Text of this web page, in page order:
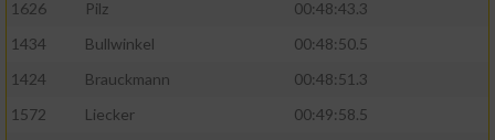
1626
Pilz
00:48:43.3
1434
Bullwinkel
00:48:50.5
1424
Brauckmann
00:48:51.3
1572
Liecker
00:49:58.5